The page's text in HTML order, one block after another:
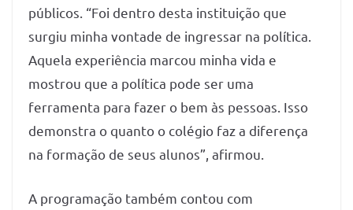
públicos. “Foi dentro desta instituição que
surgiu minha vontade de ingressar na política.
Aquela experiência marcou minha vida e
mostrou que a política pode ser uma
ferramenta para fazer o bem às pessoas. Isso
demonstra o quanto o colégio faz a diferença
na formação de seus alunos”, afirmou.
A programação também contou com